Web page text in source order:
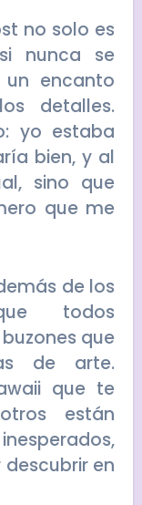
no solo es
nunca se
encanto
detalles.
yo estaba
bien, y al
sino que
que me
de los
todos
que
de arte.
que te
están
en